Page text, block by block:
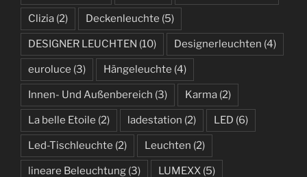
Clizia (2) Deckenleuchte (5)
DESIGNER LEUCHTEN (10) Designerleuchten (4)
euroluce (3) Hängeleuchte (4)
Innen- Und Außenbereich (3) Karma (2)
La belle Etoile (2) ladestation (2) LED (6)
Led-Tischleuchte (2) Leuchten (2)
lineare Beleuchtung (3) LUMEXX (5)